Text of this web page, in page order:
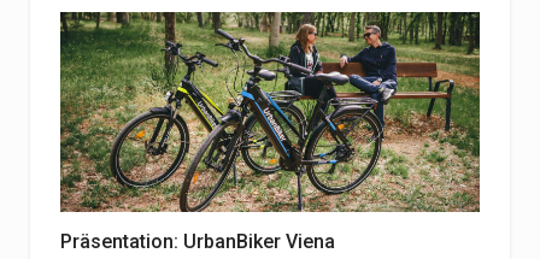
Präsentation: UrbanBiker Viena